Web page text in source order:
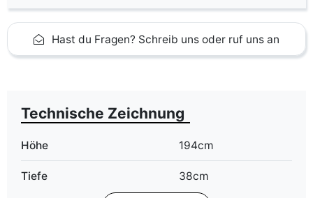
Hast du Fragen? Schreib uns oder ruf uns an
Technische Zeichnung
Höhe 194cm
Tiefe 38cm